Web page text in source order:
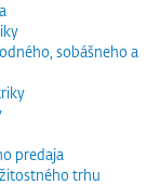
sobášneho a
predaja
trhu